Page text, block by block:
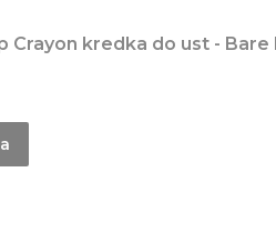
Crayon kredka do ust - Bare